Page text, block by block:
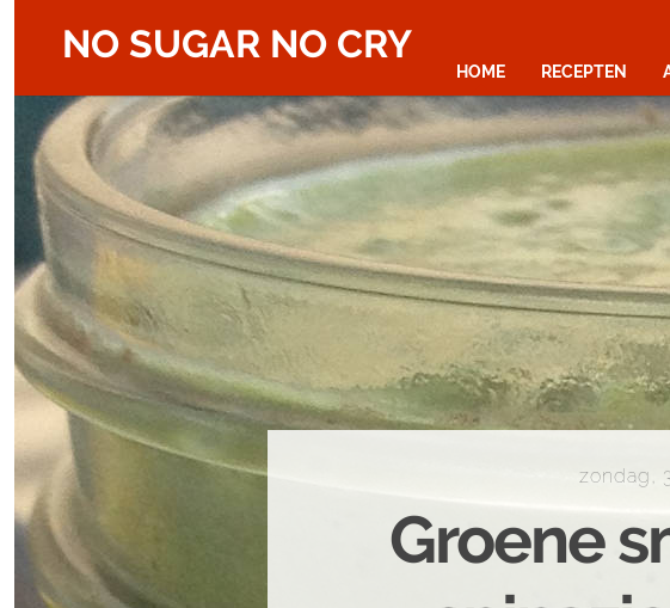
NO SUGAR NO CRY
HOME RECEPTEN
zondag,
Groene